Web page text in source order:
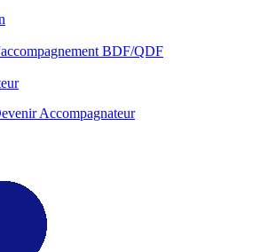
BDF/QDF
Accompagnateur